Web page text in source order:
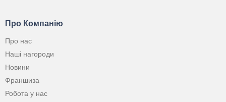
Про Компанію
Про нас
Наші нагороди
Новини
Франшиза
Робота у нас